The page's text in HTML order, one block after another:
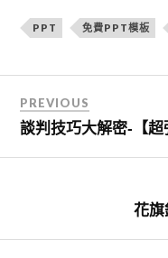
PPT 免費PPT模板
PREVIOUS
談判技巧大解密-【
花旗